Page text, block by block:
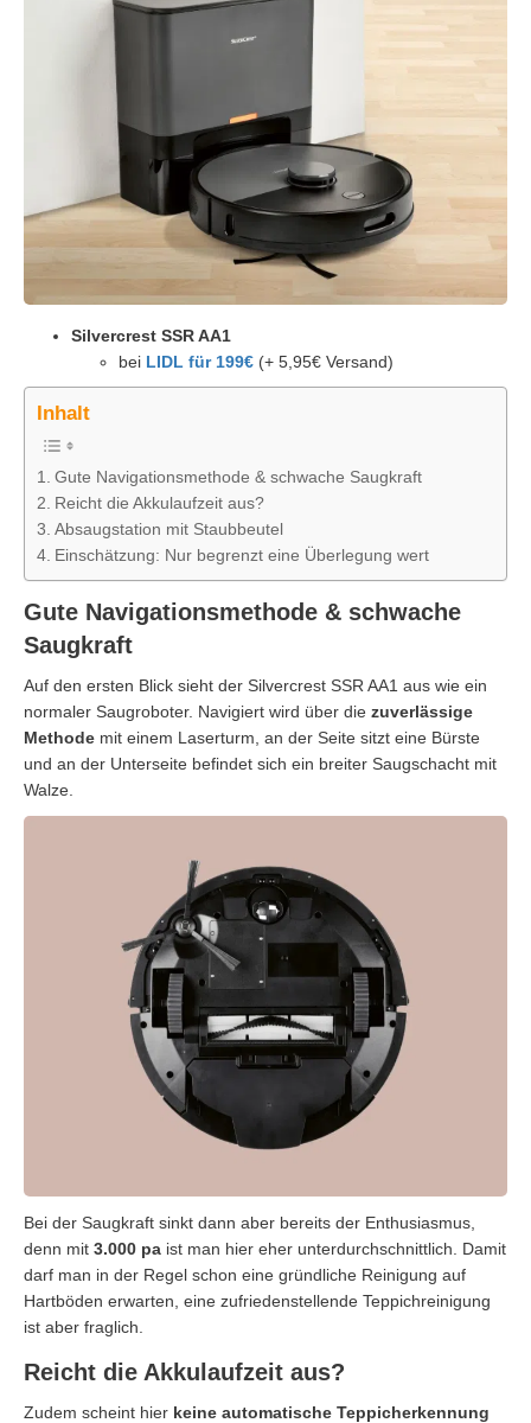
Silvercrest SSR AA1
bei LIDL für 199€ (+ 5,95€ Versand)
Inhalt
Gute Navigationsmethode & schwache Saugkraft
Reicht die Akkulaufzeit aus?
Absaugstation mit Staubbeutel
Einschätzung: Nur begrenzt eine Überlegung wert
Gute Navigationsmethode & schwache
Saugkraft
Auf den ersten Blick sieht der Silvercrest SSR AA1 aus wie ein
normaler Saugroboter. Navigiert wird über die zuverlässige
Methode mit einem Laserturm, an der Seite sitzt eine Bürste
und an der Unterseite befindet sich ein breiter Saugschacht mit
Walze.
Bei der Saugkraft sinkt dann aber bereits der Enthusiasmus,
denn mit 3.000 pa ist man hier eher unterdurchschnittlich. Damit
darf man in der Regel schon eine gründliche Reinigung auf
Hartböden erwarten, eine zufriedenstellende Teppichreinigung
ist aber fraglich.
Reicht die Akkulaufzeit aus?
Zudem scheint hier keine automatische Teppicherkennung